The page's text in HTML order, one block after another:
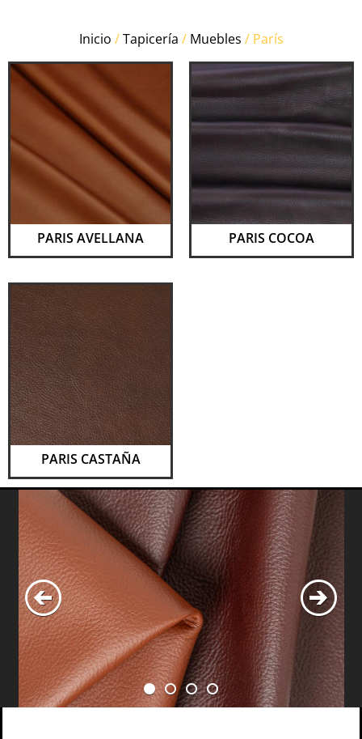
Inicio /Tapicería / Muebles / París
PARIS AVELLANA PARIS COCOA
PARIS CASTAÑA